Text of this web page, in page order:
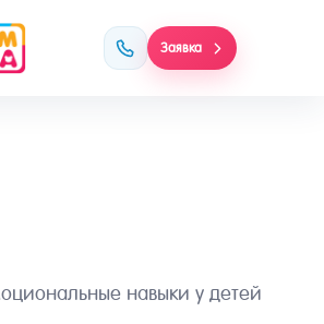
Заявка
навыки у детей